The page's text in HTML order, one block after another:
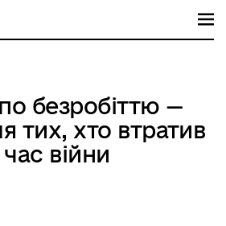
безробіттю —
тих, хто втратив
війни